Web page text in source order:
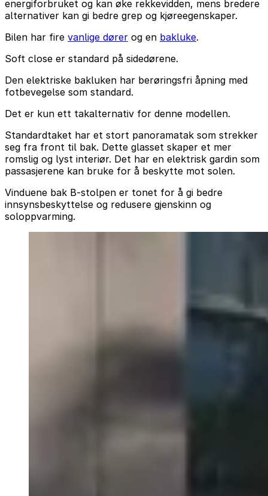
energiforbruket og kan øke rekkevidden, mens bredere
alternativer kan gi bedre grep og kjøreegenskaper.
Bilen har fire vanlige dører og en bakluke.
Soft close er standard på sidedørene.
Den elektriske bakluken har berøringsfri åpning med
fotbevegelse som standard.
Det er kun ett takalternativ for denne modellen.
Standardtaket har et stort panoramatak som strekker
seg fra front til bak. Dette glasset skaper et mer
romslig og lyst interiør. Det har en elektrisk gardin som
passasjerene kan bruke for å beskytte mot solen.
Vinduene bak B-stolpen er tonet for å gi bedre
innsynsbeskyttelse og redusere gjenskinn og
soloppvarming.